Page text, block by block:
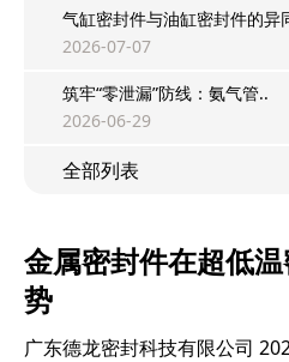
气缸密封件与油缸密封件的异
2026-07-07
筑牢“零泄漏”防线：氨气管..
2026-06-29
全部列表
金属密封件在超低
势
广东德龙密封科技有限公司